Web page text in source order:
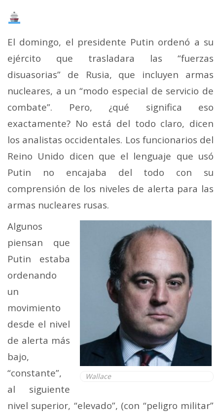
Mail
El domingo, el presidente Putin ordenó a su
ejército que trasladara las “fuerzas
disuasorias” de Rusia, que incluyen armas
nucleares, a un “modo especial de servicio de
combate”. Pero, ¿qué significa eso
exactamente? No está del todo claro, dicen
los analistas occidentales. Los funcionarios del
Reino Unido dicen que el lenguaje que usó
Putin no encajaba del todo con su
comprensión de los niveles de alerta para las
armas nucleares rusas.
Wallace
Algunos
piensan que
Putin estaba
ordenando
un
movimiento
desde el nivel
de alerta más
bajo,
“constante”,
al siguiente
nivel superior, “elevado”, (con “peligro militar”